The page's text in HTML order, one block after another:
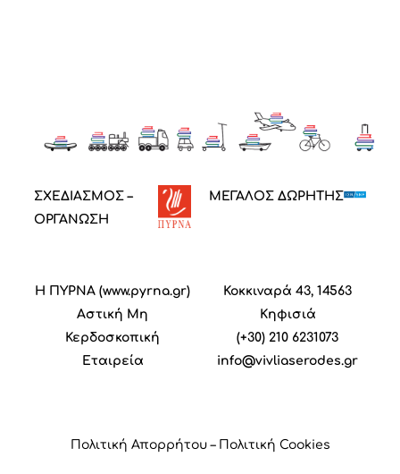
Η ΠΥΡΝΑ (www.pyrna.gr)
Αστική Mη
Κερδοσκοπική
Εταιρεία
Κοκκιναρά 43, 14563
Κηφισιά
(+30) 210 6231073
info@vivliaserodes.gr
ΣΧΕΔΙΑΣΜΟΣ –
ΟΡΓΑΝΩΣΗ
ΜΕΓΑΛΟΣ ΔΩΡΗΤΗΣ
Πολιτική Απορρήτου– Πολιτική Cookies